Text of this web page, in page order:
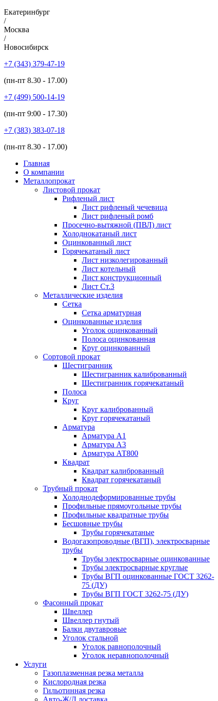
Екатеринбург
/
Москва
/
Новосибирск
+7 (343) 379-47-19
(пн-пт 8.30 - 17.00)
+7 (499) 500-14-19
(пн-пт 9:00 - 17.30)
+7 (383) 383-07-18
(пн-пт 8.30 - 17.00)
Главная
О компании
Металлопрокат
Листовой прокат
Рифленый лист
Лист рифленый чечевица
Лист рифленый ромб
Просечно-вытяжной (ПВЛ) лист
Холоднокатаный лист
Оцинкованный лист
Горячекатаный лист
Лист низколегированный
Лист котельный
Лист конструкционный
Лист Ст.3
Металлические изделия
Сетка
Сетка арматурная
Оцинкованные изделия
Уголок оцинкованный
Полоса оцинкованная
Круг оцинкованный
Сортовой прокат
Шестигранник
Шестигранник калиброванный
Шестигранник горячекатаный
Полоса
Круг
Круг калиброванный
Круг горячекатаный
Арматура
Арматура А1
Арматура А3
Арматура АТ800
Квадрат
Квадрат калиброванный
Квадрат горячекатаный
Трубный прокат
Холоднодеформированные трубы
Профильные прямоугольные трубы
Профильные квадратные трубы
Бесшовные трубы
Трубы горячекатаные
Водогазопроводные (ВГП), электросварные
трубы
Трубы электросварные оцинкованные
Трубы электросварные круглые
Трубы ВГП оцинкованные ГОСТ 3262-
75 (ДУ)
Трубы ВГП ГОСТ 3262-75 (ДУ)
Фасонный прокат
Швеллер
Швеллер гнутый
Балки двутавровые
Уголок стальной
Уголок равнополочный
Уголок неравнополочный
Услуги
Газоплазменная резка металла
Кислородная резка
Гильотинная резка
Авто-Ж/Д доставка